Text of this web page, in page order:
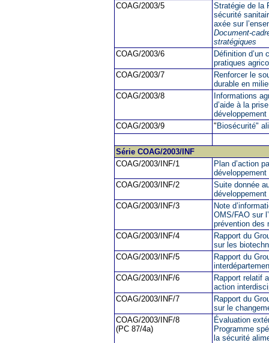
COAG/2003/5
Stratégie de la
sécurité
axée sur
Document-
stratégiques
COAG/2003/6
Définition d’un
pratiques
COAG/2003/7
Renforcer le
durable en
COAG/2003/8
Informations
d’aide à la
développement
COAG/2003/9
"Biosécurité"
Série COAG/2003/INF
COAG/2003/INF/1
Plan d’action
développement
COAG/2003/INF/2
Suite donnée
développement
COAG/2003/INF/3
Note
OMS/FAO sur
prévention des
COAG/2003/INF/4
Rapport du
sur les
COAG/2003/INF/5
Rapport du
COAG/2003/INF/6
Rapport relatif
action
COAG/2003/INF/7
Rapport du
sur le
COAG/2003/INF/8
(PC 87/4a)
Évaluation
Programme
la sécurité